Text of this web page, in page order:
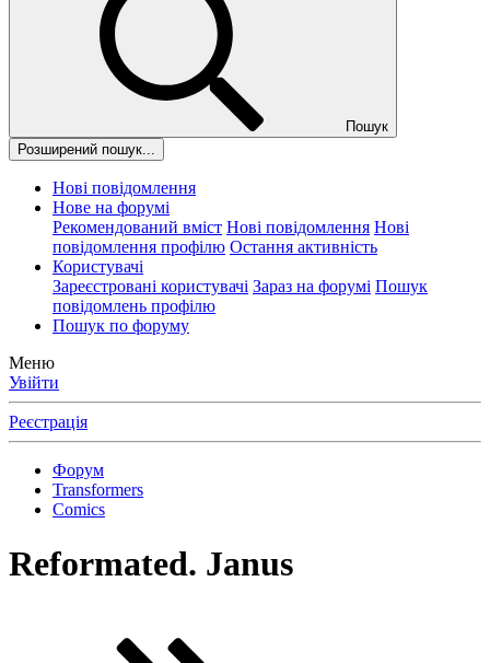
Пошук
Розширений пошук...
Нові повідомлення
Нове на форумі
Рекомендований вміст Нові повідомлення Нові
повідомлення профілю Остання активність
Користувачі
Зареєстровані користувачі Зараз на форумі Пошук
повідомлень профілю
Пошук по форуму
Меню
Увійти
Реєстрація
Форум
Transformers
Comics
Reformated. Janus